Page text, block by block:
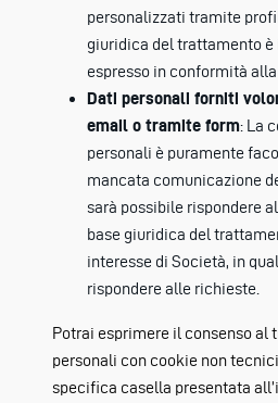
personalizzati tramite
giuridica del trattamento è
espresso in conformità
Dati personali forniti
email o tramite form: La
personali è puramente
mancata comunicazione
sarà possibile rispondere
base giuridica del
interesse di Società, in
rispondere alle richieste.
Potrai esprimere il consenso al
personali con cookie non
specifica casella presentata